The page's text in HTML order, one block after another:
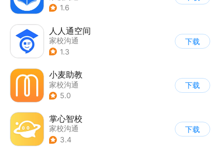
1.6
人人通空间
家校沟通
1.3
下载
小麦助教
家校沟通
5.0
下载
掌心智校
家校沟通
3.4
下载